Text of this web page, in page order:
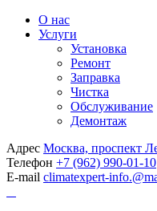
О нас
Услуги
Установка
Ремонт
Заправка
Чистка
Обслуживание
Демонтаж
Адрес Москва, проспект
Телефон +7 (962) 990-01-10
E-mail climatexpert-